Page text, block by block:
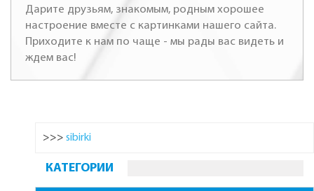
Дарите друзьям, знакомым, родным хорошее
настроение вместе с картинками нашего сайта.
Приходите к нам по чаще - мы рады вас видеть и
ждем вас!
>>> sibirki
КАТЕГОРИИ